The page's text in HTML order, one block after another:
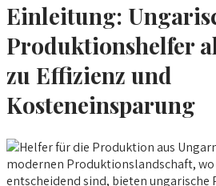
Einleitung:
Produktionshelfer
zu Effizienz und
Kosteneinsparung
modernen Produktionslandschaft,
entscheidend sind, bieten